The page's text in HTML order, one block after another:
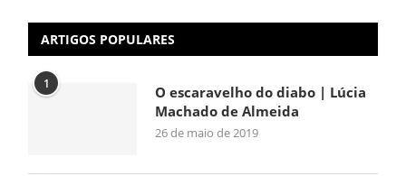
ARTIGOS POPULARES
1
O escaravelho do diabo | Lúcia
Machado de Almeida
26 de maio de 2019